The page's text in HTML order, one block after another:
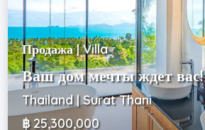
Продажа | Villa
Ваш дом мечты ждет вас!
Thailand | Surat Thani
฿ 25,300,000